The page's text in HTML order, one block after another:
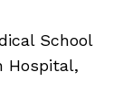
School
Hospital,